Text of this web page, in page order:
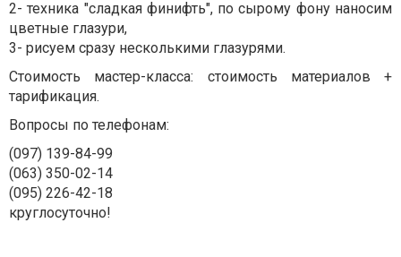
2- техника "сладкая финифть", по сырому фону наносим
цветные глазури,
3- рисуем сразу несколькими глазурями.
Стоимость мастер-класса: стоимость материалов +
тарификация.
Вопросы по телефонам:
(097) 139-84-99
(063) 350-02-14
(095) 226-42-18
круглосуточно!